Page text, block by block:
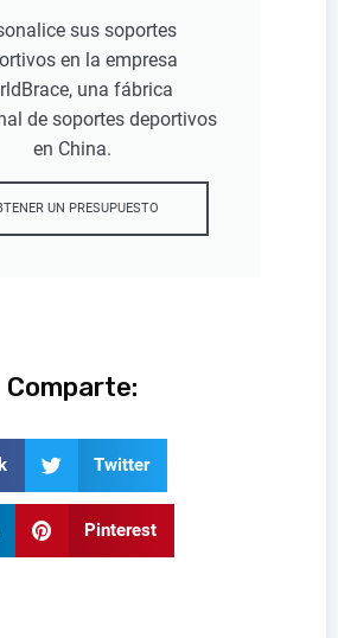
sus soportes
en la empresa
una fábrica
de soportes deportivos
en China.
UN PRESUPUESTO
Comparte:
Twitter
Pinterest